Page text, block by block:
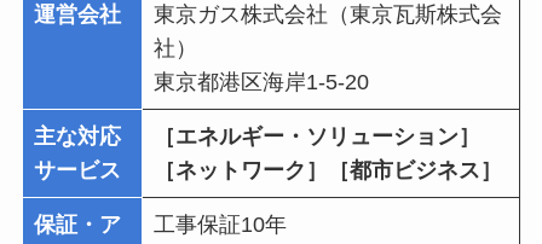
運営会社
東京ガス株式会社（東京瓦斯株式会
社）
東京都港区海岸1-5-20
主な対応
サービス
［エネルギー・ソリューション］
［ネットワーク］［都市ビジネス］
保証・ア
工事保証10年